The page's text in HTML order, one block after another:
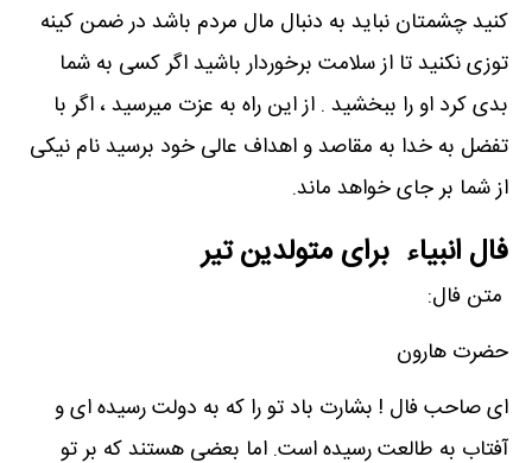
کنید چشمتان نباید به دنبال مال مردم باشد در ضمن کینه
توزی نکنید تا از سلامت برخوردار باشید اگر کسی به شما
بدی کرد او را ببخشید . از این راه به عزت میرسید ، اگر با
تفضل به خدا به مقاصد و اهداف عالی خود برسید نام نیکی
از شما بر جای خواهد ماند.
فال انبیاء برای متولدین تیر
متن فال:
حضرت هارون
ای صاحب فال ! بشارت باد تو را که به دولت رسیده ای و
آفتاب به طالعت رسیده است. اما بعضی هستند که بر تو